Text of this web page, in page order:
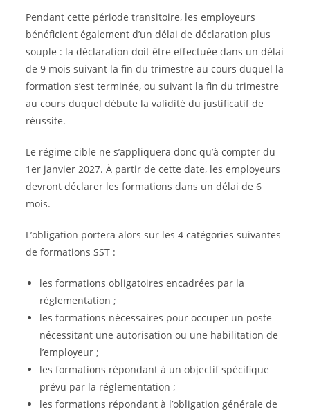
Pendant cette période transitoire, les employeurs
bénéficient également d’un délai de déclaration plus
souple : la déclaration doit être effectuée dans un délai
de 9 mois suivant la fin du trimestre au cours duquel la
formation s’est terminée, ou suivant la fin du trimestre
au cours duquel débute la validité du justificatif de
réussite.
Le régime cible ne s’appliquera donc qu’à compter du
1er janvier 2027. À partir de cette date, les employeurs
devront déclarer les formations dans un délai de 6
mois.
L’obligation portera alors sur les 4 catégories suivantes
de formations SST :
les formations obligatoires encadrées par la
réglementation ;
les formations nécessaires pour occuper un poste
nécessitant une autorisation ou une habilitation de
l’employeur ;
les formations répondant à un objectif spécifique
prévu par la réglementation ;
les formations répondant à l’obligation générale de